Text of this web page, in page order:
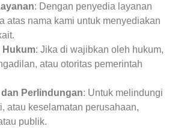
: Dengan penyedia layanan
atas nama kami untuk menyediakan
Hukum: Jika di wajibkan oleh hukum,
atau otoritas pemerintah
dan Perlindungan: Untuk melindungi
atau keselamatan perusahaan,
publik.